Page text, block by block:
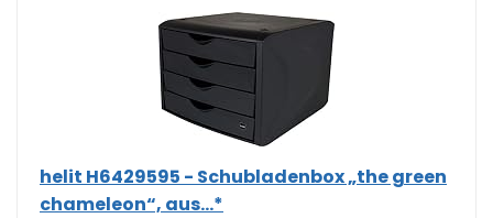
helit H6429595 - Schubladenbox „the green
chameleon“, aus...*